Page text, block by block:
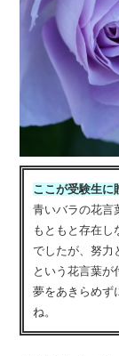
ここが受験生に
青いバラの花言
もともと存在し
でしたが、努力
という花言葉が
夢をあきらめず
ね。